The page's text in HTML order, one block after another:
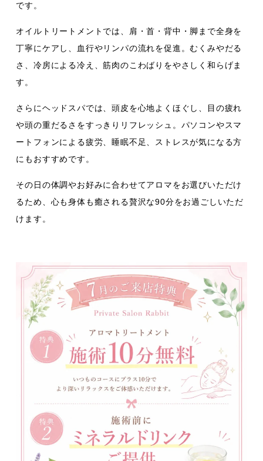
です。
オイルトリートメントでは、肩・首・背中・脚まで全身を
丁寧にケアし、血行やリンパの流れを促進。むくみやだる
さ、冷房による冷え、筋肉のこわばりをやさしく和らげま
す。
さらにヘッドスパでは、頭皮を心地よくほぐし、目の疲れ
や頭の重だるさをすっきりリフレッシュ。パソコンやスマ
ートフォンによる疲労、睡眠不足、ストレスが気になる方
にもおすすめです。
その日の体調やお好みに合わせてアロマをお選びいただけ
るため、心も身体も癒される贅沢な90分をお過ごしいただ
けます。